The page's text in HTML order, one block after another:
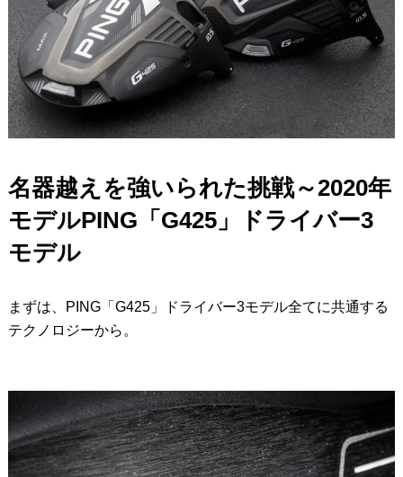
名器越えを強いられた挑戦～2020年
モデルPING「G425」ドライバー3
モデル
まずは、PING「G425」ドライバー3モデル全てに共通する
テクノロジーから。